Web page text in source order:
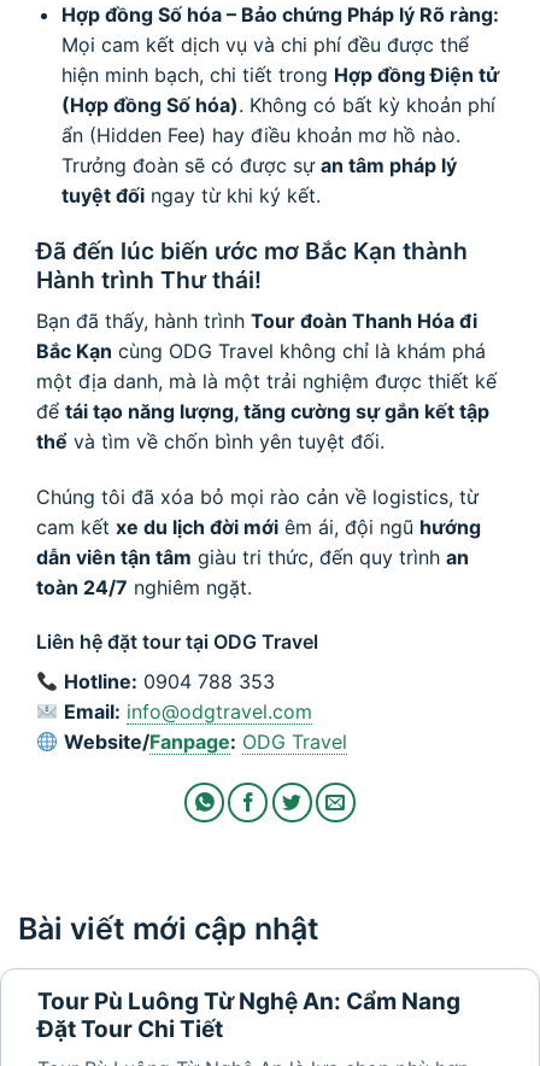
Hợp đồng Số hóa – Bảo chứng Pháp lý Rõ ràng:
Mọi cam kết dịch vụ và chi phí đều được thể
hiện minh bạch, chi tiết trong Hợp đồng Điện tử
(Hợp đồng Số hóa). Không có bất kỳ khoản phí
ẩn (Hidden Fee) hay điều khoản mơ hồ nào.
Trưởng đoàn sẽ có được sự an tâm pháp lý
tuyệt đốingay từ khi ký kết.
Đã đến lúc biến ước mơ Bắc Kạn thành
Hành trình Thư thái!
Bạn đã thấy, hành trình Tour đoàn Thanh Hóa đi
Bắc Kạn cùng ODG Travel không chỉ là khám phá
một địa danh, mà là một trải nghiệm được thiết kế
để tái tạo năng lượng, tăng cường sự gắn kết tập
thể và tìm về chốn bình yên tuyệt đối.
Chúng tôi đã xóa bỏ mọi rào cản về logistics, từ
cam kết xe du lịch đời mới êm ái, đội ngũ hướng
dẫn viên tận tâm giàu tri thức, đến quy trình an
toàn 24/7 nghiêm ngặt.
Liên hệ đặt tour tại ODG Travel
Hotline: 0904 788 353
Email: info@odgtravel.com
Website/Fanpage: ODG Travel
Bài viết mới cập nhật
Tour Pù Luông Từ Nghệ An: Cẩm Nang
Đặt Tour Chi Tiết